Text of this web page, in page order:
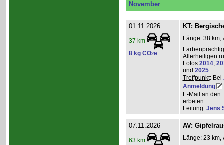
November
01.11.2026
37 km
8 kg CO2e
KT:
Länge: 38 km,
Allerheiligen
Fotos 2014,
und 2025.
Treffpunkt: Bei
Anmeldung
E-Mail an den
erbeten.
Leitung: Jens
07.11.2026
63 km
AV:
Länge: 23 km,